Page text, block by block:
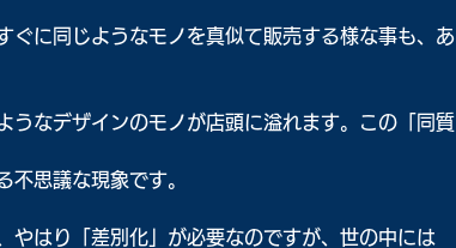
ぐに同じようなモノを真似て販売する様な事も、あ
うなデザインのモノが店頭に溢れます。この「同質
不思議な現象です。
やはり「差別化」が必要なのですが、世の中には